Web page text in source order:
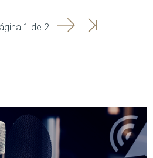
1 de 2 SeguinteÚltima